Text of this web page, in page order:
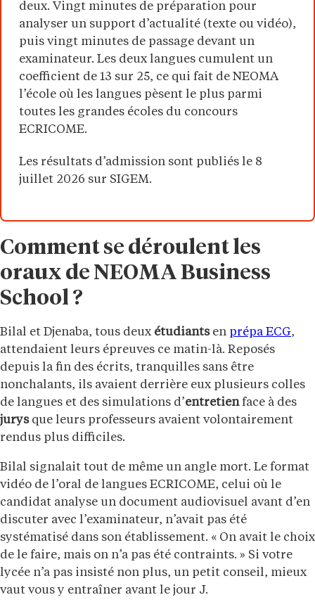
deux. Vingt minutes de préparation pour
analyser un support d’actualité (texte ou vidéo),
puis vingt minutes de passage devant un
examinateur. Les deux langues cumulent un
coefficient de 13 sur 25, ce qui fait de NEOMA
l’école où les langues pèsent le plus parmi
toutes les grandes écoles du concours
ECRICOME.
Les résultats d’admission sont publiés le 8
juillet 2026 sur SIGEM.
Comment se déroulent les
oraux de NEOMA Business
School ?
Bilal et Djenaba, tous deux étudiantsen prépa ECG,
attendaient leurs épreuves ce matin-là. Reposés
depuis la fin des écrits, tranquilles sans être
nonchalants, ils avaient derrière eux plusieurs colles
de langues et des simulations d’entretienface à des
jurysque leurs professeurs avaient volontairement
rendus plus difficiles.
Bilal signalait tout de même un angle mort. Le format
vidéo de l’oral de langues ECRICOME, celui où le
candidat analyse un document audiovisuel avant d’en
discuter avec l’examinateur, n’avait pas été
systématisé dans son établissement. « On avait le choix
de le faire, mais on n’a pas été contraints. » Si votre
lycée n’a pas insisté non plus, un petit conseil, mieux
vaut vous y entraîner avant le jour J.